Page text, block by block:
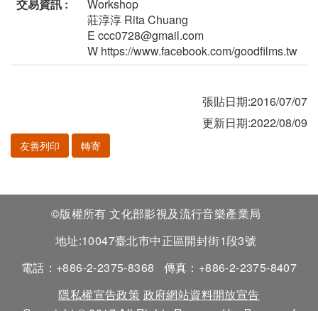
交易資訊 :
Workshop
莊淳淳 Rita Chuang
E ccc0728@gmail.com
W https://www.facebook.com/goodfilms.tw
張貼日期:2016/07/07
更新日期:2022/08/09
友善列印 轉寄
©版權所有 文化部影視及流行音樂產業局
地址:10047臺北市中正區開封街1段3號
電話：+886-2-2375-8368
傳真：+886-2-2375-8407
隱私權宣告政策 政府網站資料開放宣告